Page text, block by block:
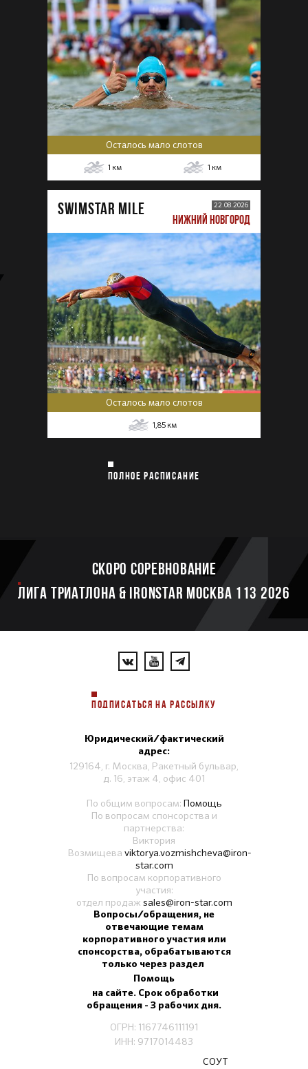
Осталось мало слотов
1 км 1 км
SWIMSTAR MILE 22.08.2026
НИЖНИЙ НОВГОРОД
Осталось мало слотов
1,85 км
ПОЛНОЕ РАСПИСАНИЕ
Скоро соревнование
ЛИГА ТРИАТЛОНА & IRONSTAR МОСКВА 113 2026
ПОДПИСАТЬСЯ НА РАССЫЛКУ
Юридический/фактический
адрес:
129164, г. Москва, Ракетный бульвар,
д. 16, этаж 4, офис 401
По общим вопросам: Помощь
По вопросам спонсорства и
партнерства:
Виктория
Возмищева viktorya.vozmishcheva@iron-
star.com
По вопросам корпоративного
участия:
отдел продаж sales@iron-star.com
Вопросы/обращения, не
отвечающие темам
корпоративного участия или
спонсорства, обрабатываются
только через раздел
Помощь
на сайте. Срок обработки
обращения - 3 рабочих дня.
ОГРН: 1167746111191
ИНН: 9717014483
СОУТ